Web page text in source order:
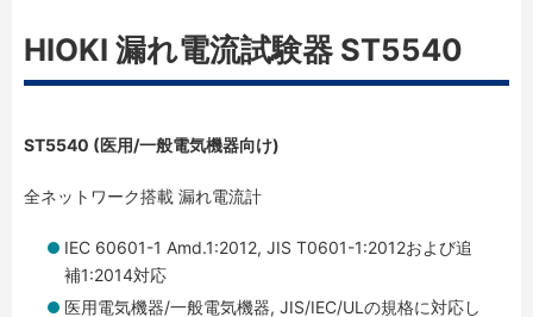
HIOKI 漏れ電流試験器 ST5540
ST5540 (医用/一般電気機器向け)
全ネットワーク搭載 漏れ電流計
IEC 60601-1 Amd.1:2012, JIS T0601-1:2012および追
補1:2014対応
医用電気機器/一般電気機器, JIS/IEC/ULの規格に対応し